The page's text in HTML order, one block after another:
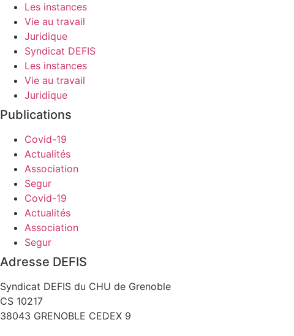
Les instances
Vie au travail
Juridique
Syndicat DEFIS
Les instances
Vie au travail
Juridique
Publications
Covid-19
Actualités
Association
Segur
Covid-19
Actualités
Association
Segur
Adresse DEFIS
Syndicat DEFIS du CHU de Grenoble
CS 10217
38043 GRENOBLE CEDEX 9